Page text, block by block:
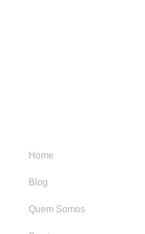
Home
Blog
Quem Somos